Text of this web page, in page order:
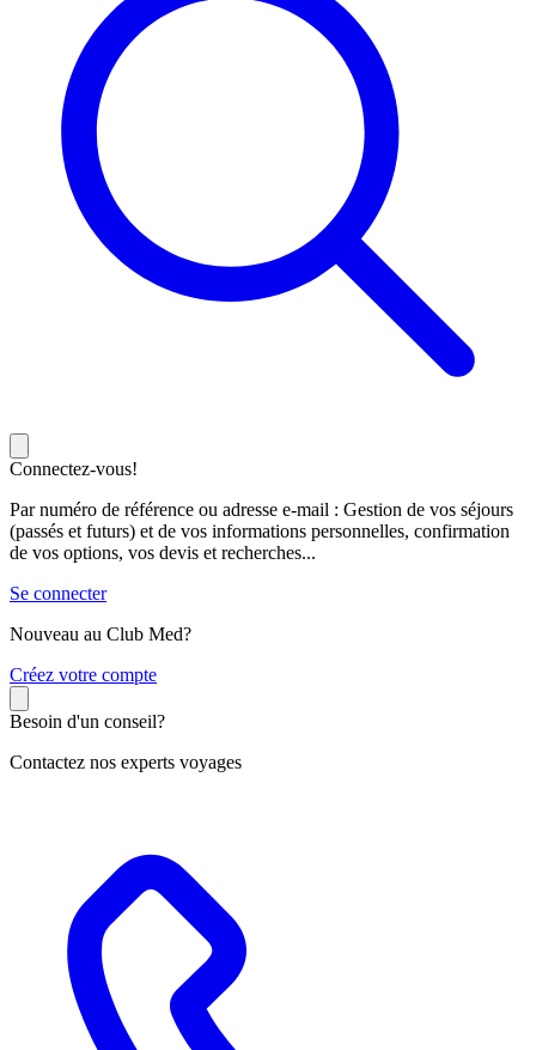
Connectez-vous!
Par numéro de référence ou adresse e-mail : Gestion de vos séjours
(passés et futurs) et de vos informations personnelles, confirmation
de vos options, vos devis et recherches...
Se connecter
Nouveau au Club Med?
Créez votre compte
Besoin d'un conseil?
Contactez nos experts voyages